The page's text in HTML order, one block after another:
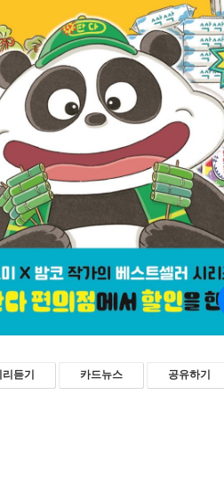
리듣기 카드뉴스 공유하기